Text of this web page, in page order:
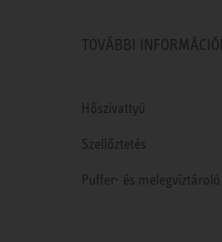
TOVÁBBI
Hőszivattyú
Szellőztetés
Puffer- és melegvíztároló